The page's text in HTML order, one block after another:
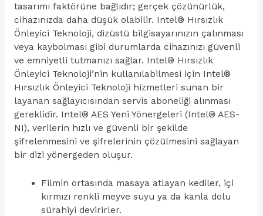
tasarımı faktörüne bağlıdır; gerçek çözünürlük,
cihazınızda daha düşük olabilir. Intel® Hırsızlık
Önleyici Teknoloji, dizüstü bilgisayarınızın çalınması
veya kaybolması gibi durumlarda cihazınızı güvenli
ve emniyetli tutmanızı sağlar. Intel® Hırsızlık
Önleyici Teknoloji’nin kullanılabilmesi için Intel®
Hırsızlık Önleyici Teknoloji hizmetleri sunan bir
layanan sağlayıcısından servis aboneliği alınması
gereklidir. Intel® AES Yeni Yönergeleri (Intel® AES-
NI), verilerin hızlı ve güvenli bir şekilde
şifrelenmesini ve şifrelerinin çözülmesini sağlayan
bir dizi yönergeden oluşur.
Filmin ortasında masaya atlayan kediler, içi
kırmızı renkli meyve suyu ya da kanla dolu
sürahiyi devirirler.